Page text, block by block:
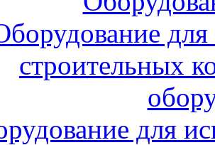
строительных
для